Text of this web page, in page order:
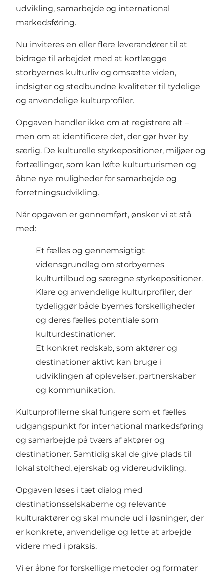
udvikling, samarbejde og international
markedsføring.
Nu inviteres en eller flere leverandører til at
bidrage til arbejdet med at kortlægge
storbyernes kulturliv og omsætte viden,
indsigter og stedbundne kvaliteter til tydelige
og anvendelige kulturprofiler.
Opgaven handler ikke om at registrere alt –
men om at identificere det, der gør hver by
særlig. De kulturelle styrkepositioner, miljøer og
fortællinger, som kan løfte kulturturismen og
åbne nye muligheder for samarbejde og
forretningsudvikling.
Når opgaven er gennemført, ønsker vi at stå
med:
Et fælles og gennemsigtigt
vidensgrundlag om storbyernes
kulturtilbud og særegne styrkepositioner.
Klare og anvendelige kulturprofiler, der
tydeliggør både byernes forskelligheder
og deres fælles potentiale som
kulturdestinationer.
Et konkret redskab, som aktører og
destinationer aktivt kan bruge i
udviklingen af oplevelser, partnerskaber
og kommunikation.
Kulturprofilerne skal fungere som et fælles
udgangspunkt for international markedsføring
og samarbejde på tværs af aktører og
destinationer. Samtidig skal de give plads til
lokal stolthed, ejerskab og videreudvikling.
Opgaven løses i tæt dialog med
destinationsselskaberne og relevante
kulturaktører og skal munde ud i løsninger, der
er konkrete, anvendelige og lette at arbejde
videre med i praksis.
Vi er åbne for forskellige metoder og formater